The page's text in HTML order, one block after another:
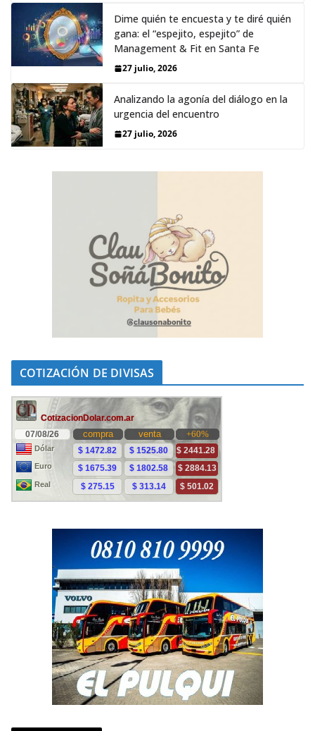
Dime quién te encuesta y te diré quién
gana: el “espejito, espejito” de
Management & Fit en Santa Fe
27 julio, 2026
Analizando la agonía del diálogo en la
urgencia del encuentro
27 julio, 2026
COTIZACIÓN DE DIVISAS